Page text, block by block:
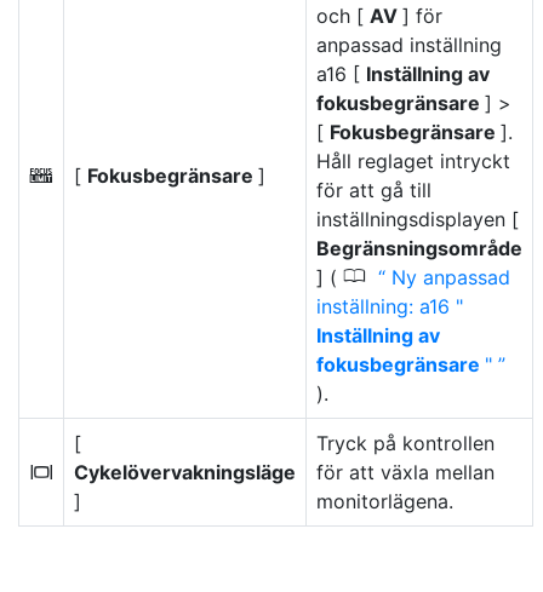
X [ Fokusbegränsare ]
och [ AV ] för
anpassad inställning
a16 [ Inställning av
fokusbegränsare ] >
[ Fokusbegränsare ].
Håll reglaget intryckt
för att gå till
inställningsdisplayen [
Begränsningsområde
] ( 0
Ny anpassad
inställning: a16 "
Inställning av
fokusbegränsare "
).
M
[
Cykelövervakningsläge
]
Tryck på kontrollen
för att växla mellan
monitorlägena.